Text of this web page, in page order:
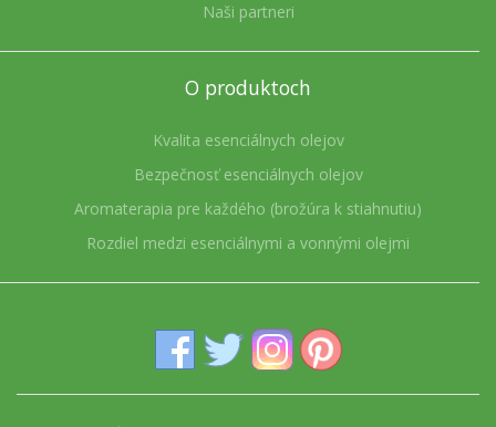
Naši partneri
O produktoch
Kvalita esenciálnych olejov
Bezpečnosť esenciálnych olejov
Aromaterapia pre každého (brožúra k stiahnutiu)
Rozdiel medzi esenciálnymi a vonnými olejmi